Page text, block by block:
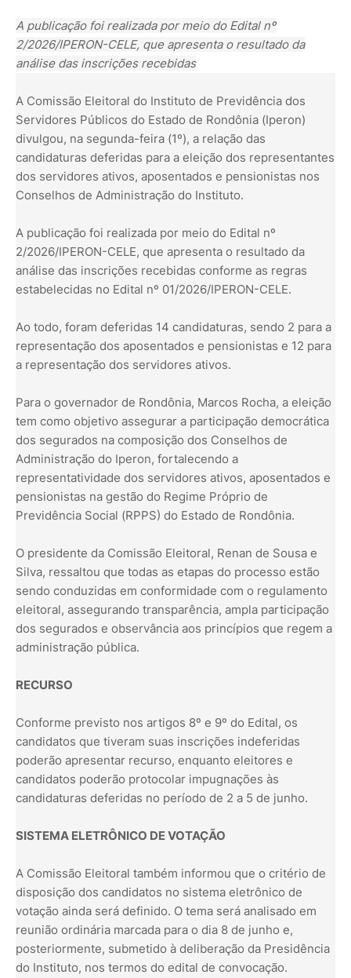
A publicação foi realizada por meio do Edital nº
2/2026/IPERON-CELE, que apresenta o resultado da
análise das inscrições recebidas
A Comissão Eleitoral do Instituto de Previdência dos
Servidores Públicos do Estado de Rondônia (Iperon)
divulgou, na segunda-feira (1º), a relação das
candidaturas deferidas para a eleição dos representantes
dos servidores ativos, aposentados e pensionistas nos
Conselhos de Administração do Instituto.
A publicação foi realizada por meio do Edital nº
2/2026/IPERON-CELE, que apresenta o resultado da
análise das inscrições recebidas conforme as regras
estabelecidas no Edital nº 01/2026/IPERON-CELE.
Ao todo, foram deferidas 14 candidaturas, sendo 2 para a
representação dos aposentados e pensionistas e 12 para
a representação dos servidores ativos.
Para o governador de Rondônia, Marcos Rocha, a eleição
tem como objetivo assegurar a participação democrática
dos segurados na composição dos Conselhos de
Administração do Iperon, fortalecendo a
representatividade dos servidores ativos, aposentados e
pensionistas na gestão do Regime Próprio de
Previdência Social (RPPS) do Estado de Rondônia.
O presidente da Comissão Eleitoral, Renan de Sousa e
Silva, ressaltou que todas as etapas do processo estão
sendo conduzidas em conformidade com o regulamento
eleitoral, assegurando transparência, ampla participação
dos segurados e observância aos princípios que regem a
administração pública.
RECURSO
Conforme previsto nos artigos 8º e 9º do Edital, os
candidatos que tiveram suas inscrições indeferidas
poderão apresentar recurso, enquanto eleitores e
candidatos poderão protocolar impugnações às
candidaturas deferidas no período de 2 a 5 de junho.
SISTEMA ELETRÔNICO DE VOTAÇÃO
A Comissão Eleitoral também informou que o critério de
disposição dos candidatos no sistema eletrônico de
votação ainda será definido. O tema será analisado em
reunião ordinária marcada para o dia 8 de junho e,
posteriormente, submetido à deliberação da Presidência
do Instituto, nos termos do edital de convocação.